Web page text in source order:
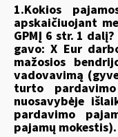
1.Kokios
apskaičiuojant
GPMĮ 6 str. 1
gavo: X Eur
mažosios
vadovavimą
turto
nuosavybėje
pardavimo
pajamų mokestis).